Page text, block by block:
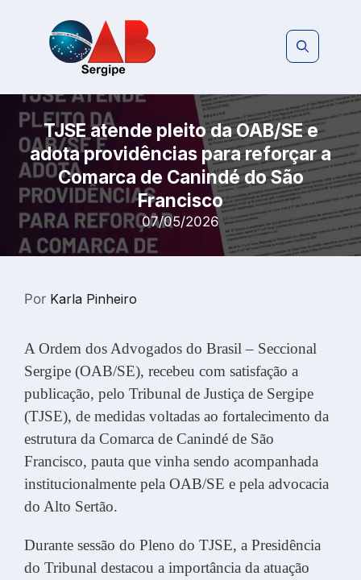
TJSE atende pleito da OAB/SE e
adota providências para reforçar a
Comarca de Canindé do São
Francisco
07/05/2026
Por Karla Pinheiro
A Ordem dos Advogados do Brasil – Seccional
Sergipe (OAB/SE), recebeu com satisfação a
publicação, pelo Tribunal de Justiça de Sergipe
(TJSE), de medidas voltadas ao fortalecimento da
estrutura da Comarca de Canindé de São
Francisco, pauta que vinha sendo acompanhada
institucionalmente pela OAB/SE e pela advocacia
do Alto Sertão.
Durante sessão do Pleno do TJSE, a Presidência
do Tribunal destacou a importância da atuação